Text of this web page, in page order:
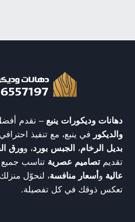
دهانات وديكورات ينبع – نقدم
والديكور في ينبع، مع تنفيذ
بديل الرخام، الجبس بورد، وورق
تقديم تصاميم عصرية تناسب جميع
عالية و أسعار منافسة، لنحوّل
تعكس ذوقك في كل تفصيلة.